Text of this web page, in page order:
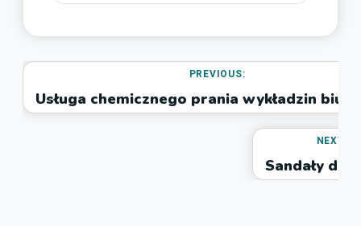
PREVIOUS:
Usługa chemicznego prania wykładzin
NEXT:
Sandały dla